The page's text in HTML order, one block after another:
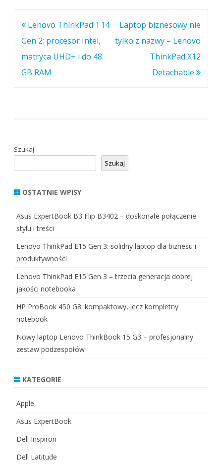
Nawigacja
wpisu
Lenovo ThinkPad T14
Gen 2: procesor Intel,
matryca UHD+ i do 48
GB RAM
Laptop biznesowy nie
tylko z nazwy – Lenovo
ThinkPad X12
Detachable
Szukaj
Szukaj
OSTATNIE WPISY
Asus ExpertBook B3 Flip B3402 – doskonałe połączenie
stylu i treści
Lenovo ThinkPad E15 Gen 3: solidny laptop dla biznesu i
produktywności
Lenovo ThinkPad E15 Gen 3 – trzecia generacja dobrej
jakości notebooka
HP ProBook 450 G8: kompaktowy, lecz kompletny
notebook
Nowy laptop Lenovo ThinkBook 15 G3 – profesjonalny
zestaw podzespołów
KATEGORIE
Apple
Asus ExpertBook
Dell Inspiron
Dell Latitude